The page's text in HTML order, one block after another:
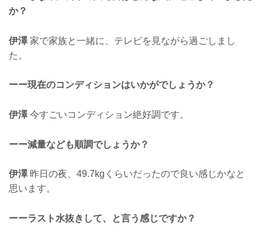
か？
伊澤家で家族と一緒に、テレビを見ながら過ごしまし
た。
ーー現在のコンディションはいかがでしょうか？
伊澤今すごいコンディション絶好調です。
ーー減量なども順調でしょうか？
伊澤昨日の夜、49.7kgくらいだったので良い感じかなと
思います。
ーーラスト水抜きして、と言う感じですか？